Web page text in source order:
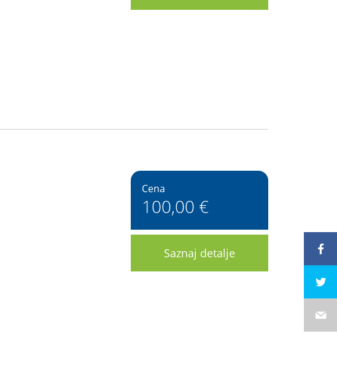
243
9
Cena
100,00 €
Saznaj detalje